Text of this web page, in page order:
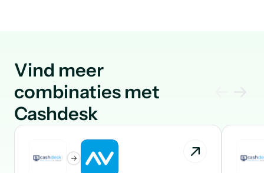
Vind meer
combinaties met
Cashdesk